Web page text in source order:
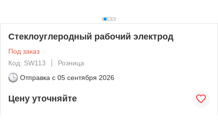
Стеклоуглеродный рабочий электрод
Под заказ
Код: SW113
Розница
Отправка с 05 сентября 2026
Цену уточняйте